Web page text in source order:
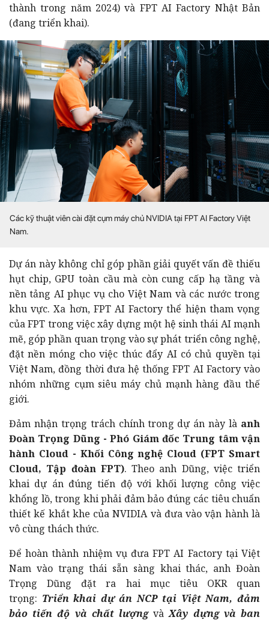
thành trong năm 2024) và FPT AI Factory Nhật Bản
(đang triển khai).
Các kỹ thuật viên cài đặt cụm máy chủ NVIDIA tại FPT AI Factory Việt
Nam.
Dự án này không chỉ góp phần giải quyết vấn đề thiếu
hụt chip, GPU toàn cầu mà còn cung cấp hạ tầng và
nền tảng AI phục vụ cho Việt Nam và các nước trong
khu vực. Xa hơn, FPT AI Factory thể hiện tham vọng
của FPT trong việc xây dựng một hệ sinh thái AI mạnh
mẽ, góp phần quan trọng vào sự phát triển công nghệ,
đặt nền móng cho việc thúc đẩy AI có chủ quyền tại
Việt Nam, đồng thời đưa hệ thống FPT AI Factory vào
nhóm những cụm siêu máy chủ mạnh hàng đầu thế
giới.
Đảm nhận trọng trách chính trong dự án này là anh
Đoàn Trọng Dũng - Phó Giám đốc Trung tâm vận
hành Cloud - Khối Công nghệ Cloud (FPT Smart
Cloud, Tập đoàn FPT). Theo anh Dũng, việc triển
khai dự án đúng tiến độ với khối lượng công việc
khổng lồ, trong khi phải đảm bảo đúng các tiêu chuẩn
thiết kế khắt khe của NVIDIA và đưa vào vận hành là
vô cùng thách thức.
Để hoàn thành nhiệm vụ đưa FPT AI Factory tại Việt
Nam vào trạng thái sẵn sàng khai thác, anh Đoàn
Trọng Dũng đặt ra hai mục tiêu OKR quan
trọng: Triển khai dự án NCP tại Việt Nam, đảm
bảo tiến độ và chất lượngvàXây dựng và ban